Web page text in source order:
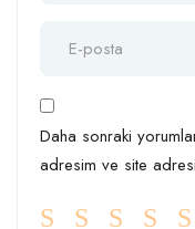
Daha sonraki
adresim ve site